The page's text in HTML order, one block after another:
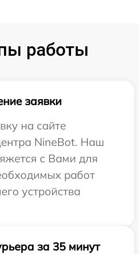
работы
заявки
на сайте
NineBot. Наш
с Вами для
работ
устройства
за 35 минут